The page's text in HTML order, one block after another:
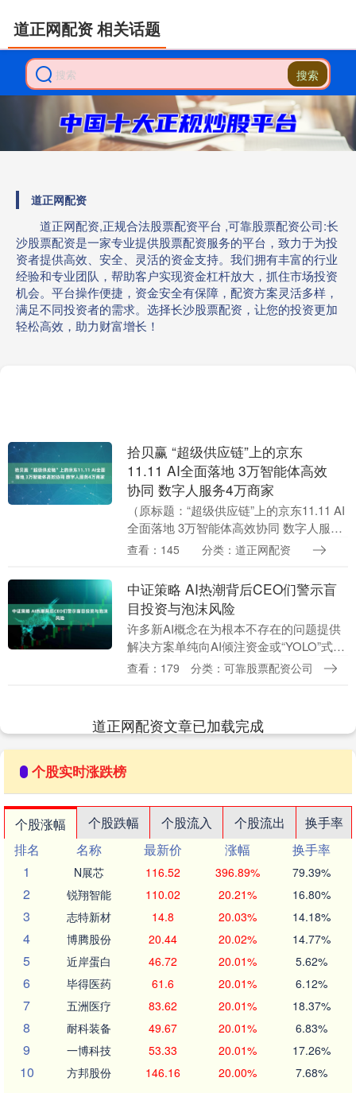
搜索
道正网配资
道正网配资,正规合法股票配资平台 ,可靠股票配资公司:长
沙股票配资是一家专业提供股票配资服务的平台，致力于为投
资者提供高效、安全、灵活的资金支持。我们拥有丰富的行业
经验和专业团队，帮助客户实现资金杠杆放大，抓住市场投资
机会。平台操作便捷，资金安全有保障，配资方案灵活多样，
满足不同投资者的需求。选择长沙股票配资，让您的投资更加
轻松高效，助力财富增长！
道正网配资 相关话题
拾贝赢 “超级供应链”上的京东
11.11 AI全面落地 3万智能体高效
协同 数字人服务4万商家
（原标题：“超级供应链”上的京东11.11 AI
全面落地 3万智能体高效协同 数字人服务
4万商家）拾贝赢 今年11.11，AI已深度融
查看：145 分类：道正网配资
中证策略 AI热潮背后CEO们警示盲
目投资与泡沫风险
许多新AI概念在为根本不存在的问题提供
解决方案单纯向AI倾注资金或“YOLO”式投
资并非答案谷歌已承认AI泡沫的威胁 如果
查看：179 分类：可靠股票配资公司
道正网配资文章已加载完成
个股实时涨跌榜
个股涨幅 个股跌幅 个股流入 个股流出
换手率
排名
名称 最新价 涨幅
换手率
1
N展芯 116.52 396.89% 79.39%
2 锐翔智能 110.02 20.21% 16.80%
3 志特新材 14.8 20.03% 14.18%
4 博腾股份 20.44 20.02% 14.77%
5 近岸蛋白 46.72 20.01% 5.62%
6 毕得医药 61.6 20.01% 6.12%
7 五洲医疗 83.62 20.01% 18.37%
8 耐科装备 49.67 20.01% 6.83%
9 一博科技 53.33 20.01% 17.26%
10 方邦股份 146.16 20.00% 7.68%